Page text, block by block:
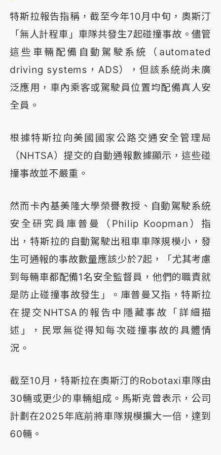
特斯拉報告指稱，截至今年10月中旬，奧斯汀
「無人計程車」車隊共發生7起碰撞事故。儘管
這些車輛配備自動駕駛系統（automated
driving systems，ADS），但該系統尚未廣
泛應用，車內乘客或駕駛員位置均配備真人安
全員。
根據特斯拉向美國國家公路交通安全管理局
（NHTSA）提交的自動通報數據顯示，這些碰
撞事故並不嚴重。
然而卡內基美隆大學榮譽教授、自動駕駛系統
安全研究員庫普曼（Philip Koopman）指
出，特斯拉的自動駕駛出租車車隊規模小，發
生可通報的事故數量應該少於7起，「尤其考慮
到每輛車都配備1名安全監督員，他們的職責就
是防止碰撞事故發生」。庫普曼又指，特斯拉
在提交NHTSA的報告中隱藏事故「詳細描
述」，民眾無從得知每次碰撞事故的具體情
況。
截至10月，特斯拉在奧斯汀的Robotaxi車隊由
30輛或更少的車輛組成。馬斯克曾表示，公司
計劃在2025年底前將車隊規模擴大一倍，達到
60輛。